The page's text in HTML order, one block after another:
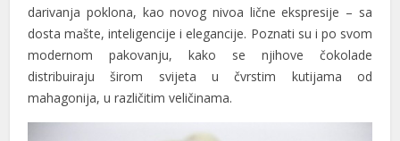
darivanja poklona, kao novog nivoa lične ekspresije – sa
dosta mašte, inteligencije i elegancije. Poznati su i po svom
modernom pakovanju, kako se njihove čokolade
distribuiraju širom svijeta u čvrstim kutijama od
mahagonija, u različitim veličinama.